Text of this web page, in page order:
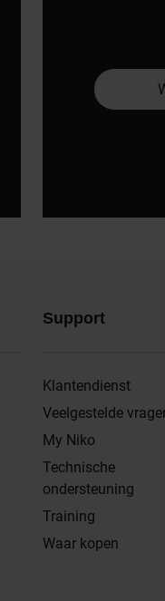
Support
Klantendienst
Veelgestelde
My Niko
Technische
ondersteuning
Training
Waar kopen